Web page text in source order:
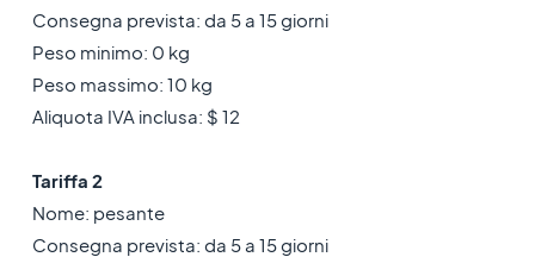
Consegna prevista: da 5 a 15 giorni
Peso minimo: 0 kg
Peso massimo: 10 kg
Aliquota IVA inclusa: $ 12
Tariffa 2
Nome: pesante
Consegna prevista: da 5 a 15 giorni